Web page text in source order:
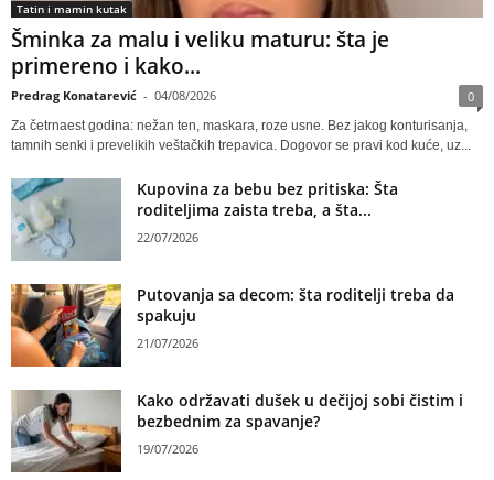
Tatin i mamin kutak
Šminka za malu i veliku maturu: šta je
primereno i kako...
Predrag Konatarević - 04/08/2026 0
Za četrnaest godina: nežan ten, maskara, roze usne. Bez jakog konturisanja,
tamnih senki i prevelikih veštačkih trepavica. Dogovor se pravi kod kuće, uz...
Kupovina za bebu bez pritiska: Šta
roditeljima zaista treba, a šta...
22/07/2026
Putovanja sa decom: šta roditelji treba da
spakuju
21/07/2026
Kako održavati dušek u dečijoj sobi čistim i
bezbednim za spavanje?
19/07/2026